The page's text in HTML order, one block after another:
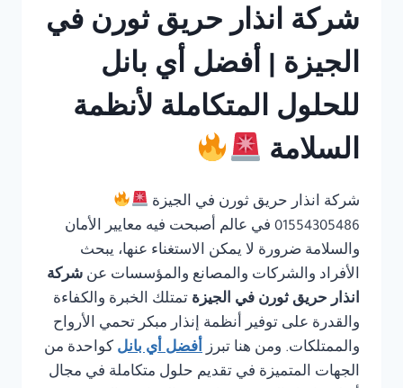
شركة انذار حريق ثورن في
الجيزة | أفضل أي بانل
للحلول المتكاملة لأنظمة
السلامة
شركة انذار حريق ثورن في الجيزة
01554305486 في عالم أصبحت فيه معايير الأمان
والسلامة ضرورة لا يمكن الاستغناء عنها، يبحث
الأفراد والشركات والمصانع والمؤسسات عن شركة
انذار حريق ثورن في الجيزة تمتلك الخبرة والكفاءة
والقدرة على توفير أنظمة إنذار مبكر تحمي الأرواح
والممتلكات. ومن هنا تبرز أفضل أي بانل كواحدة من
الجهات المتميزة في تقديم حلول متكاملة في مجال